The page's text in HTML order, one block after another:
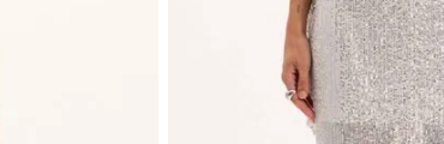
º
calca
5º
saia
conjunto